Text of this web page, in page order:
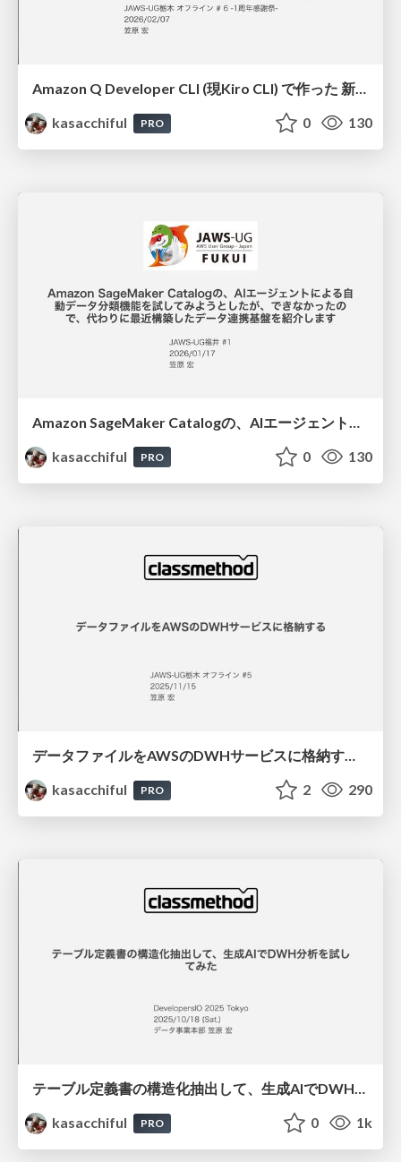
Amazon Q Developer CLI (現Kiro CLI) で作った 新潟ランチマップWebアプリのこれまでとこれから / 20260207jawsug-tochigi
kasacchiful
PRO 0 130
kasacchiful
PRO 0 130
データファイルをAWSのDWHサービスに格納する / 20251115jawsug-tochigi
kasacchiful
PRO 2 290
テーブル定義書の構造化抽出して、生成AIでDWH分析を試してみた / devio2025tokyo
kasacchiful
PRO 0 1k